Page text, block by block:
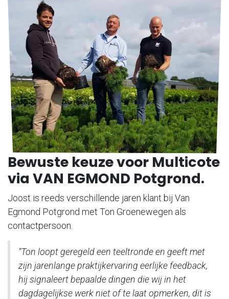
Bewuste keuze voor Multicote
via VAN EGMOND Potgrond.
Joost is reeds verschillende jaren klant bij Van
Egmond Potgrond met Ton Groenewegen als
contactpersoon.
“Ton loopt geregeld een teeltronde en geeft met
zijn jarenlange praktijkervaring eerlijke feedback,
hij signaleert bepaalde dingen die wij in het
dagdagelijkse werk niet of te laat opmerken, dit is